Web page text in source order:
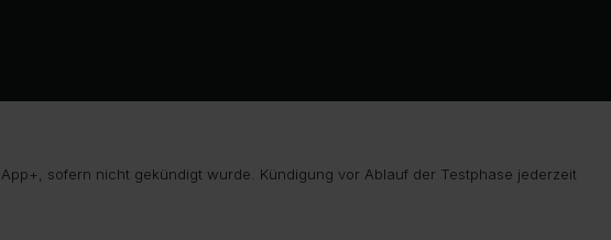
sofern nicht gekündigt wurde. Kündigung vor Ablauf der Testphase jederzeit